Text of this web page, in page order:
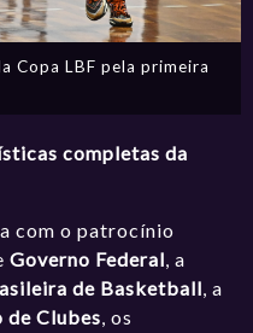
Copa LBF pela primeira
completas da
com o patrocínio
Governo Federal, a
de Basketball, a
Clubes, os